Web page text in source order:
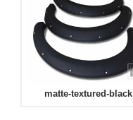
matte-textured-black